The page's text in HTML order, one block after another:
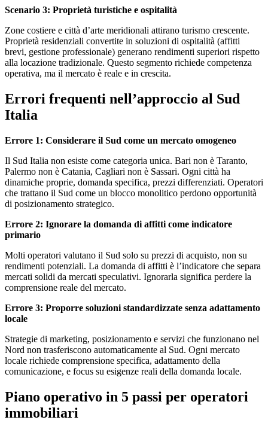
Scenario 3: Proprietà turistiche e ospitalità
Zone costiere e città d’arte meridionali attirano turismo crescente.
Proprietà residenziali convertite in soluzioni di ospitalità (affitti
brevi, gestione professionale) generano rendimenti superiori rispetto
alla locazione tradizionale. Questo segmento richiede competenza
operativa, ma il mercato è reale e in crescita.
Errori frequenti nell’approccio al Sud
Italia
Errore 1: Considerare il Sud come un mercato omogeneo
Il Sud Italia non esiste come categoria unica. Bari non è Taranto,
Palermo non è Catania, Cagliari non è Sassari. Ogni città ha
dinamiche proprie, domanda specifica, prezzi differenziati. Operatori
che trattano il Sud come un blocco monolitico perdono opportunità
di posizionamento strategico.
Errore 2: Ignorare la domanda di affitti come indicatore
primario
Molti operatori valutano il Sud solo su prezzi di acquisto, non su
rendimenti potenziali. La domanda di affitti è l’indicatore che separa
mercati solidi da mercati speculativi. Ignorarla significa perdere la
comprensione reale del mercato.
Errore 3: Proporre soluzioni standardizzate senza adattamento
locale
Strategie di marketing, posizionamento e servizi che funzionano nel
Nord non trasferiscono automaticamente al Sud. Ogni mercato
locale richiede comprensione specifica, adattamento della
comunicazione, e focus su esigenze reali della domanda locale.
Piano operativo in 5 passi per operatori
immobiliari